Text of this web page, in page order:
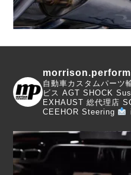
自動車カスタムパーツ
ビス AGT SHOCK
EXHAUST 総代理店
CEEHOR Steering